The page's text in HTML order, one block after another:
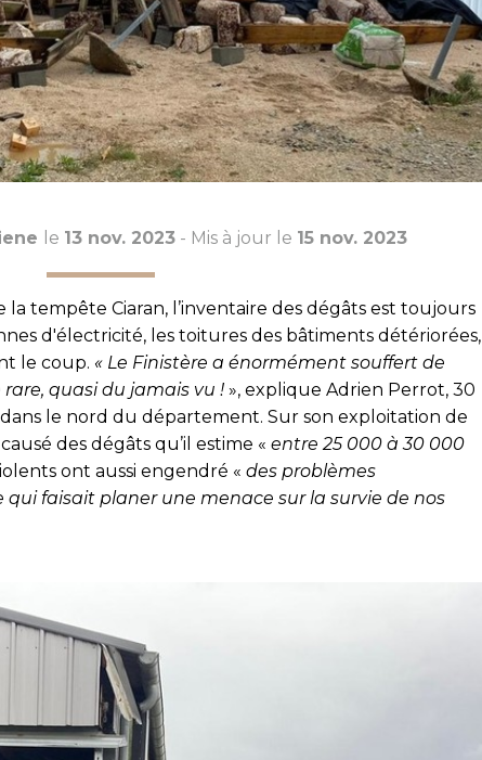
le 13 nov. 2023 - Mis à jour le 15 nov. 2023
la tempête Ciaran, l’inventaire des dégâts est toujours
d'électricité, les toitures des bâtiments détériorées,
le coup. « Le Finistère a énormément souffert de
quasi du jamais vu ! », explique Adrien Perrot, 30
le nord du département. Sur son exploitation de
des dégâts qu’il estime « entre 25 000 à 30 000
ont aussi engendré « des problèmes
qui faisait planer une menace sur la survie de nos